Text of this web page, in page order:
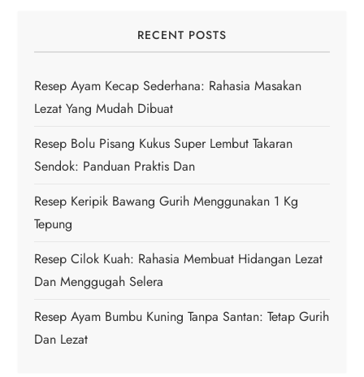
g
a
t
i
o
n
RECENT POSTS
Resep Ayam Kecap Sederhana: Rahasia Masakan
Lezat Yang Mudah Dibuat
Resep Bolu Pisang Kukus Super Lembut Takaran
Sendok: Panduan Praktis Dan
Resep Keripik Bawang Gurih Menggunakan 1 Kg
Tepung
Resep Cilok Kuah: Rahasia Membuat Hidangan Lezat
Dan Menggugah Selera
Resep Ayam Bumbu Kuning Tanpa Santan: Tetap Gurih
Dan Lezat